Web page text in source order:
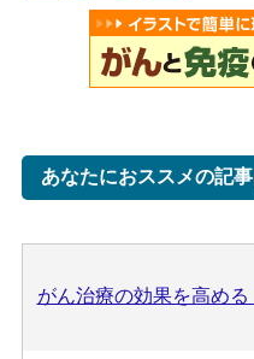
あなたにおススメの記
がん治療の効果を高め